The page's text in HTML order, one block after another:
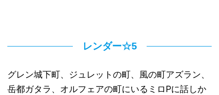
レンダー☆5
グレン城下町、ジュレットの町、風の町アズラン、
岳都ガタラ、オルフェアの町にいるミロPに話しか